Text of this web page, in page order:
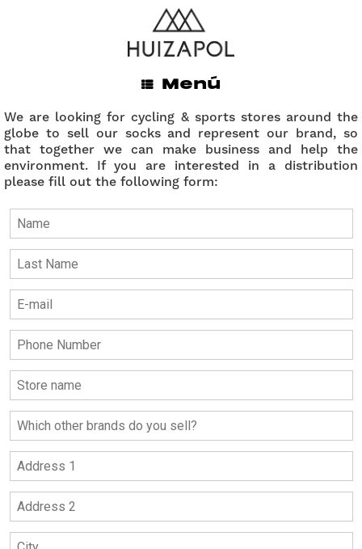
ENVÍOS GRATIS A TODO MÉXICO EN LA COMPRA DE
Menú
Wholesale
We are looking for cycling & sports stores around the
globe to sell our socks and represent our brand, so
that together we can make business and help the
environment. If you are interested in a distribution
please fill out the following form: